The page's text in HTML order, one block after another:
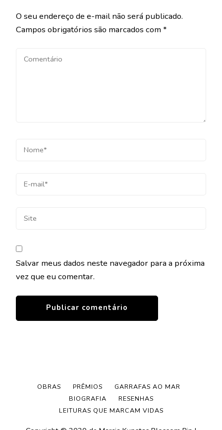
O seu endereço de e-mail não será publicado.
Campos obrigatórios são marcados com*
Salvar meus dados neste navegador para a próxima
vez que eu comentar.
OBRAS PRÊMIOS
GARRAFAS AO MAR
BIOGRAFIA
RESENHAS
LEITURAS QUE MARCAM VIDAS